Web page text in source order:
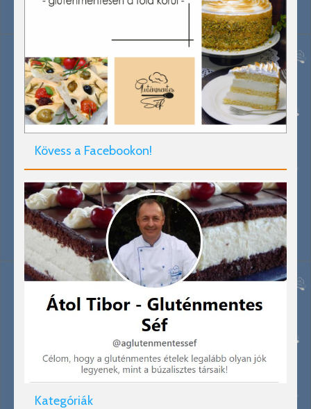
Kövess a Facebookon!
Kategóriák